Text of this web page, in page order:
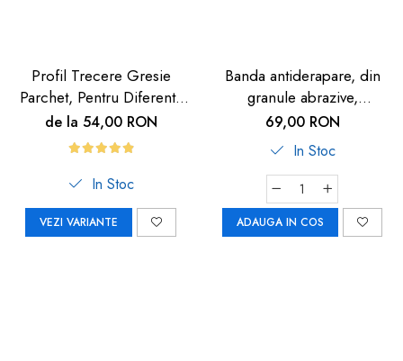
Profil Trecere Gresie
Parchet, Pentru Diferenta
de Nivel, Culoare Lemn
Închis, Autoadeziv, 90cm
de la 54,00 RON
In Stoc
VEZI VARIANTE
Banda antiderapare, din
granule abrazive,
autoadeziva, 5m, neagra
69,00 RON
In Stoc
ADAUGA IN COS